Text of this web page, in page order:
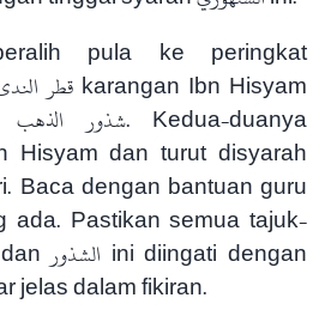
pula ke peringkat
Hisyam dan turut disyarah
Baca dengan bantuan guru
ada. Pastikan semua tajuk-
jelas dalam fikiran.